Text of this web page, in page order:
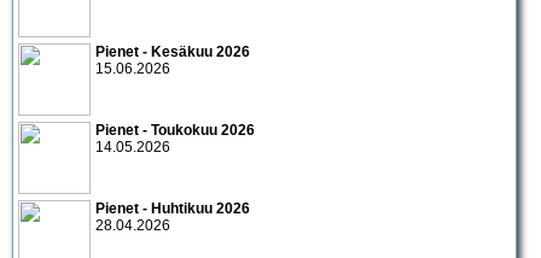
Pienet - Kesäkuu 2026
15.06.2026
Pienet - Toukokuu 2026
14.05.2026
Pienet - Huhtikuu 2026
28.04.2026